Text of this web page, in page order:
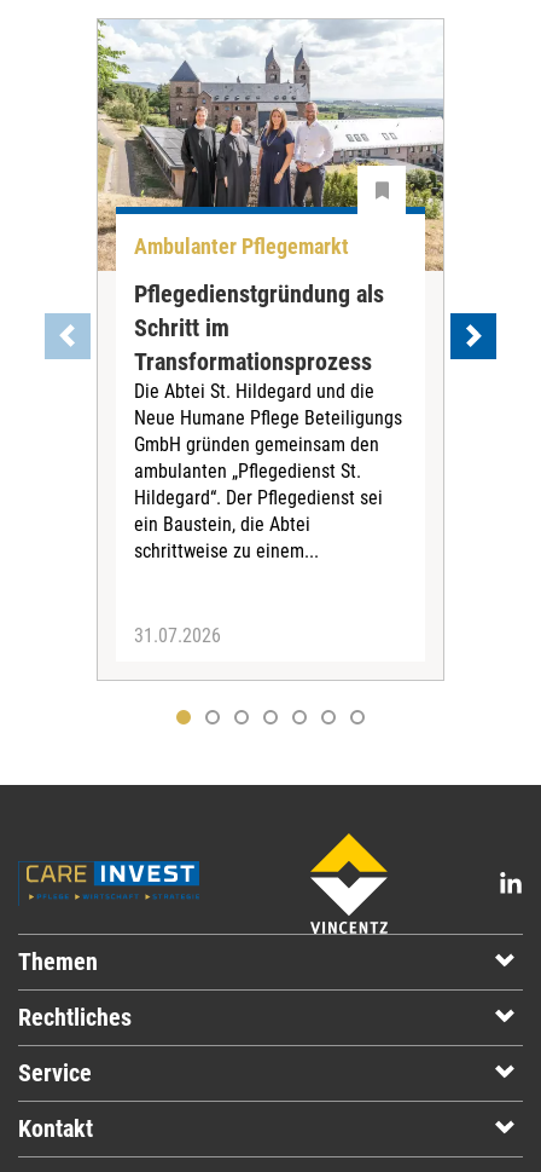
Ambulanter Pflegemarkt
Pflegedienstgründung als
Schritt im
Transformationsprozess
Die Abtei St. Hildegard und die
Neue Humane Pflege Beteiligungs
GmbH gründen gemeinsam den
ambulanten „Pflegedienst St.
Hildegard“. Der Pflegedienst sei
ein Baustein, die Abtei
schrittweise zu einem...
31.07.2026
Themen
Rechtliches
Service
Kontakt